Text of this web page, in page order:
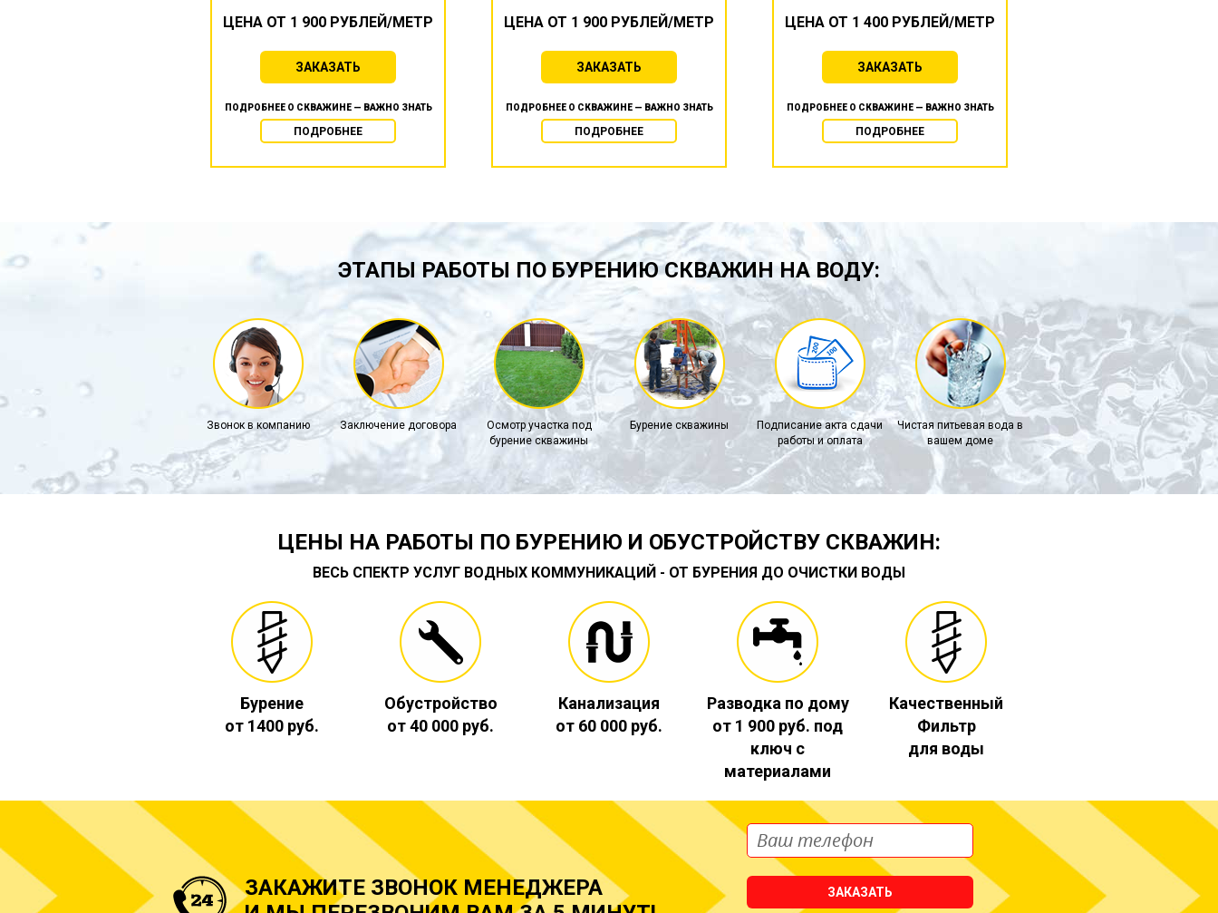
ЦЕНА ОТ 1 900 РУБЛЕЙ/МЕТР
ЗАКАЗАТЬ
ПОДРОБНЕЕ О СКВАЖИНЕ — ВАЖНО ЗНАТЬ
ПОДРОБНЕЕ
ЦЕНА ОТ 1 900 РУБЛЕЙ/МЕТР
ЗАКАЗАТЬ
ПОДРОБНЕЕ О СКВАЖИНЕ — ВАЖНО ЗНАТЬ
ПОДРОБНЕЕ
ЦЕНА ОТ 1 400 РУБЛЕЙ/МЕТР
ЗАКАЗАТЬ
ПОДРОБНЕЕ О СКВАЖИНЕ — ВАЖНО ЗНАТЬ
ПОДРОБНЕЕ
ЭТАПЫ РАБОТЫ ПО БУРЕНИЮ СКВАЖИН НА ВОДУ:
Звонок в компанию Заключение договора
Осмотр участка под
бурение скважины
Бурение скважины
Подписание акта сдачи
работы и оплата
Чистая питьевая вода в
вашем доме
ЦЕНЫ НА РАБОТЫ ПО БУРЕНИЮ И ОБУСТРОЙСТВУ СКВАЖИН:
ВЕСЬ СПЕКТР УСЛУГ ВОДНЫХ КОММУНИКАЦИЙ - ОТ БУРЕНИЯ ДО ОЧИСТКИ ВОДЫ
Бурение
от 1400 руб.
Обустройство
от 40 000 руб.
Канализация
от 60 000 руб.
Разводка по дому
от 1 900 руб. под
ключ с
материалами
Качественный
Фильтр
для воды
ЗАКАЖИТЕ ЗВОНОК МЕНЕДЖЕРА
ЗАКАЗАТЬ